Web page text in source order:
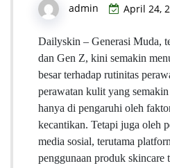
admin April 24,
Dailyskin – Generasi Muda,
dan Gen Z, kini semakin
besar terhadap rutinitas
perawatan kulit yang
hanya di pengaruhi oleh
kecantikan. Tetapi juga oleh
media sosial, terutama
penggunaan produk skincare